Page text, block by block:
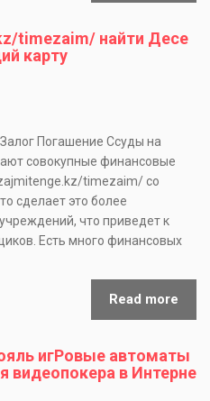
timezaim/ найти Десе
карту
Погашение Ссуды на
совокупные финансовые
timezaim/ со
сделает это более
что приведет к
Есть много финансовых
Read more
игРовые автоматы
видеопокера в Интерне